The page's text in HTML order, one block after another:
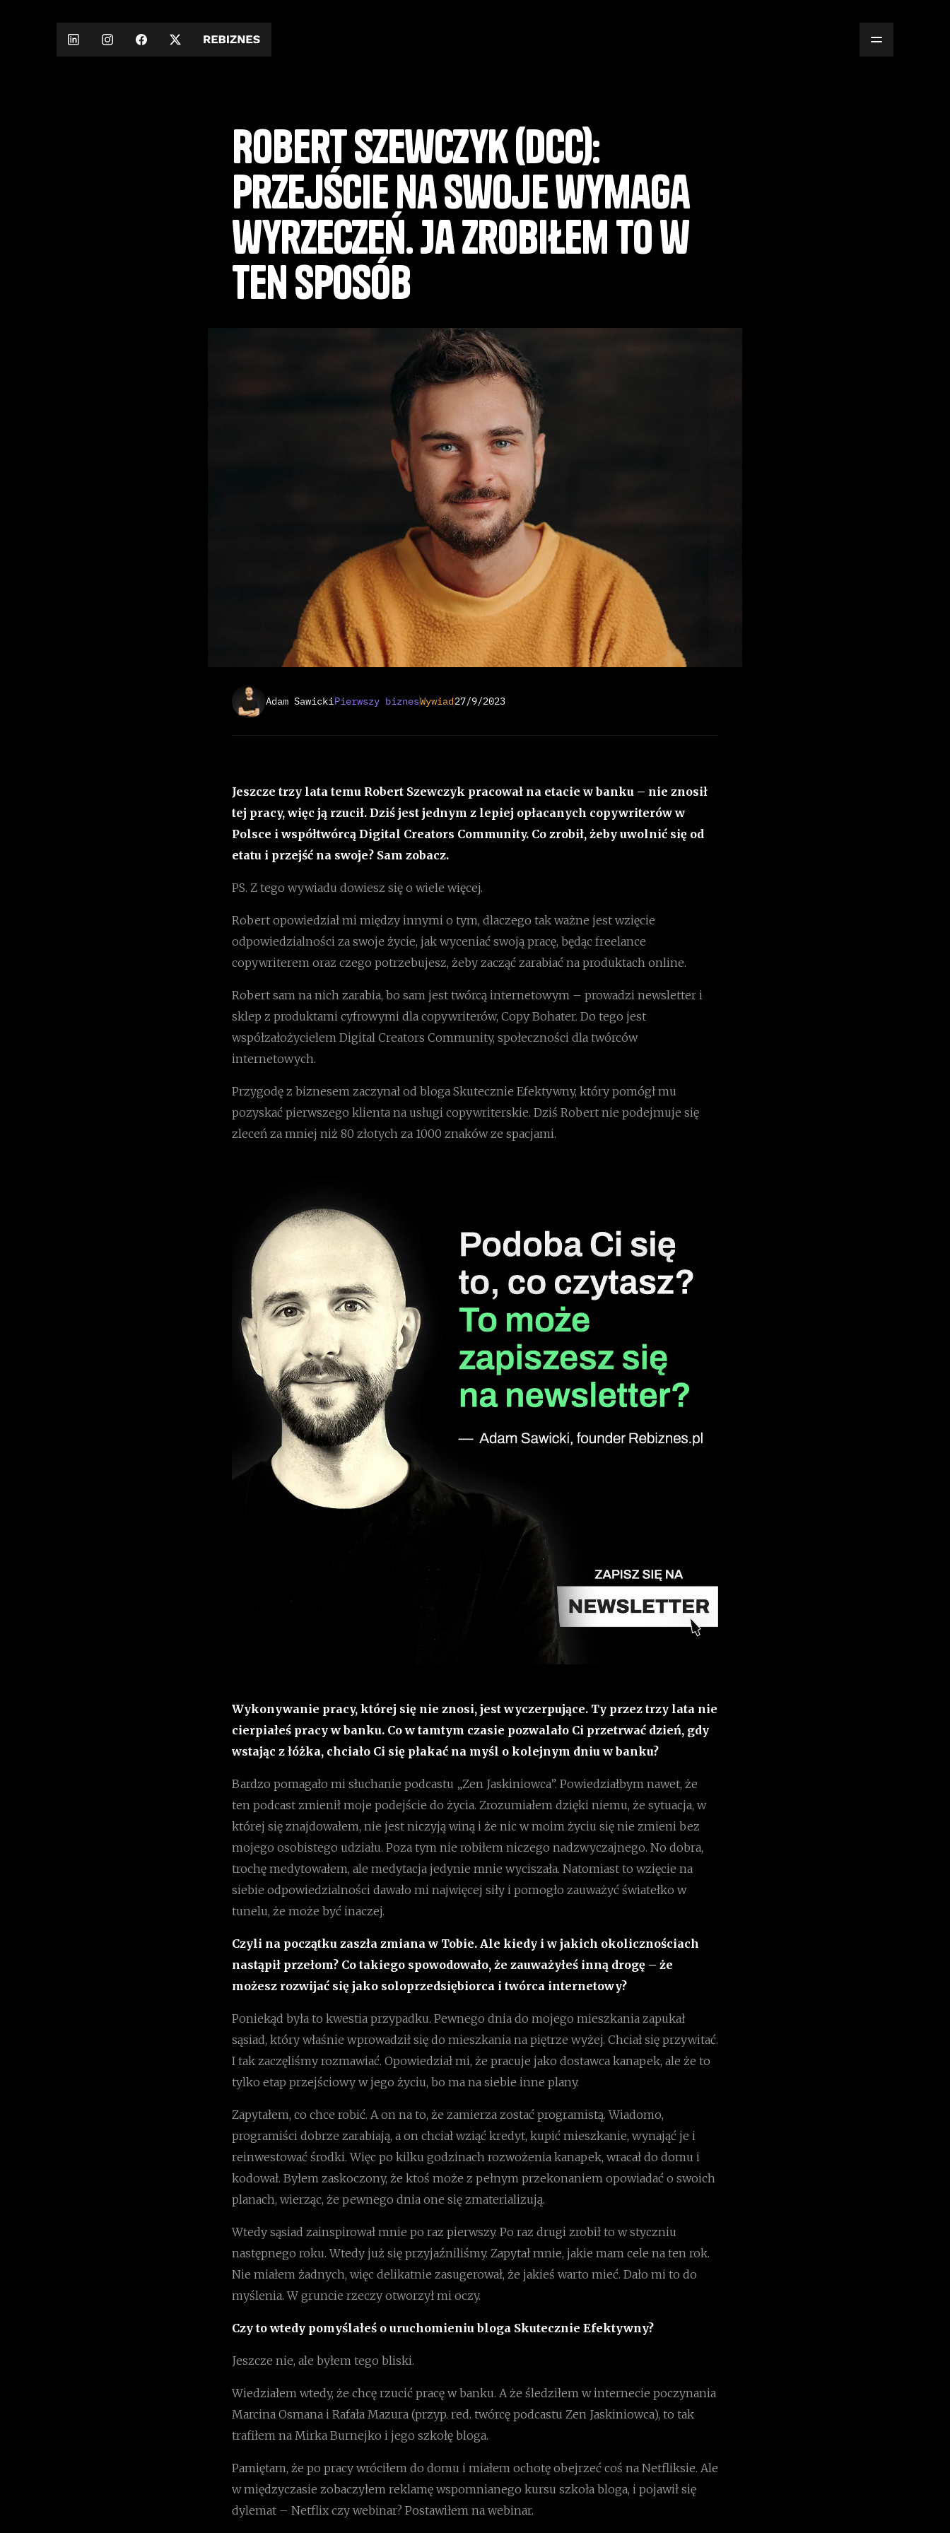
Robert Szewczyk (DCC):
Przejście na swoje wymaga
wyrzeczeń. Ja zrobiłem to w
ten sposób
Adam Sawicki Pierwszy biznesWywiad27/9/2023
Jeszcze trzy lata temu Robert Szewczyk pracował na etacie w banku – nie znosił
tej pracy, więc ją rzucił. Dziś jest jednym z lepiej opłacanych copywriterów w
Polsce i współtwórcą Digital Creators Community. Co zrobił, żeby uwolnić się od
etatu i przejść na swoje? Sam zobacz.
PS. Z tego wywiadu dowiesz się o wiele więcej.
Robert opowiedział mi między innymi o tym, dlaczego tak ważne jest wzięcie
odpowiedzialności za swoje życie, jak wyceniać swoją pracę, będąc freelance
copywriterem oraz czego potrzebujesz, żeby zacząć zarabiać na produktach online.
Robert sam na nich zarabia, bo sam jest twórcą internetowym – prowadzi newsletter i
sklep z produktami cyfrowymi dla copywriterów, Copy Bohater. Do tego jest
współzałożycielem Digital Creators Community, społeczności dla twórców
internetowych.
Przygodę z biznesem zaczynał od bloga Skutecznie Efektywny, który pomógł mu
pozyskać pierwszego klienta na usługi copywriterskie. Dziś Robert nie podejmuje się
zleceń za mniej niż 80 złotych za 1000 znaków ze spacjami.
Wykonywanie pracy, której się nie znosi, jest wyczerpujące. Ty przez trzy lata nie
cierpiałeś pracy w banku. Co w tamtym czasie pozwalało Ci przetrwać dzień, gdy
wstając z łóżka, chciało Ci się płakać na myśl o kolejnym dniu w banku?
Bardzo pomagało mi słuchanie podcastu „Zen Jaskiniowca”. Powiedziałbym nawet, że
ten podcast zmienił moje podejście do życia. Zrozumiałem dzięki niemu, że sytuacja, w
której się znajdowałem, nie jest niczyją winą i że nic w moim życiu się nie zmieni bez
mojego osobistego udziału. Poza tym nie robiłem niczego nadzwyczajnego. No dobra,
trochę medytowałem, ale medytacja jedynie mnie wyciszała. Natomiast to wzięcie na
siebie odpowiedzialności dawało mi najwięcej siły i pomogło zauważyć światełko w
tunelu, że może być inaczej.
Czyli na początku zaszła zmiana w Tobie. Ale kiedy i w jakich okolicznościach
nastąpił przełom? Co takiego spowodowało, że zauważyłeś inną drogę – że
możesz rozwijać się jako soloprzedsiębiorca i twórca internetowy?
Poniekąd była to kwestia przypadku. Pewnego dnia do mojego mieszkania zapukał
sąsiad, który właśnie wprowadził się do mieszkania na piętrze wyżej. Chciał się przywitać.
I tak zaczęliśmy rozmawiać. Opowiedział mi, że pracuje jako dostawca kanapek, ale że to
tylko etap przejściowy w jego życiu, bo ma na siebie inne plany.
Zapytałem, co chce robić. A on na to, że zamierza zostać programistą. Wiadomo,
programiści dobrze zarabiają, a on chciał wziąć kredyt, kupić mieszkanie, wynająć je i
reinwestować środki. Więc po kilku godzinach rozwożenia kanapek, wracał do domu i
kodował. Byłem zaskoczony, że ktoś może z pełnym przekonaniem opowiadać o swoich
planach, wierząc, że pewnego dnia one się zmaterializują.
Wtedy sąsiad zainspirował mnie po raz pierwszy. Po raz drugi zrobił to w styczniu
następnego roku. Wtedy już się przyjaźniliśmy. Zapytał mnie, jakie mam cele na ten rok.
Nie miałem żadnych, więc delikatnie zasugerował, że jakieś warto mieć. Dało mi to do
myślenia. W gruncie rzeczy otworzył mi oczy.
Czy to wtedy pomyślałeś o uruchomieniu bloga Skutecznie Efektywny?
Jeszcze nie, ale byłem tego bliski.
Wiedziałem wtedy, że chcę rzucić pracę w banku. A że śledziłem w internecie poczynania
Marcina Osmana i Rafała Mazura (przyp. red. twórcę podcastu Zen Jaskiniowca), to tak
trafiłem na Mirka Burnejko i jego szkołę bloga.
Pamiętam, że po pracy wróciłem do domu i miałem ochotę obejrzeć coś na Netfliksie. Ale
w międzyczasie zobaczyłem reklamę wspomnianego kursu szkoła bloga, i pojawił się
dylemat – Netflix czy webinar? Postawiłem na webinar.